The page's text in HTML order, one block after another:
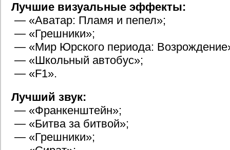
Лучшие визуальные эффекты:
— «Аватар: Пламя и пепел»;
— «Грешники»;
— «Мир Юрского периода:
— «Школьный автобус»;
— «F1».
Лучший звук:
— «Франкенштейн»;
— «Битва за битвой»;
— «Грешники»;